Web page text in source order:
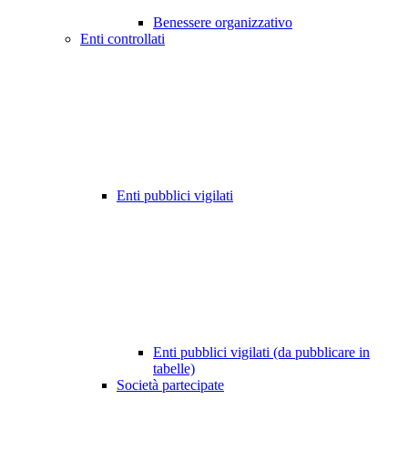
Benessere organizzativo
Enti controllati
Enti pubblici vigilati
Enti pubblici vigilati (da pubblicare in
tabelle)
Società partecipate